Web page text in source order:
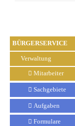
BÜRGERSERVICE
Verwaltung
Mitarbeiter
Sachgebiete
Aufgaben
Formulare